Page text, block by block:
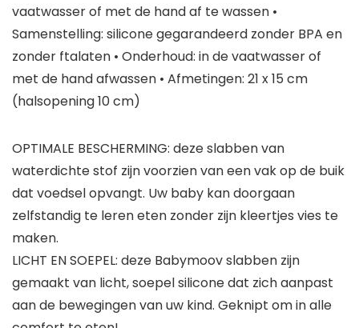
vaatwasser of met de hand af te wassen •
Samenstelling: silicone gegarandeerd zonder BPA en
zonder ftalaten • Onderhoud: in de vaatwasser of
met de hand afwassen • Afmetingen: 21 x 15 cm
(halsopening 10 cm)
OPTIMALE BESCHERMING: deze slabben van
waterdichte stof zijn voorzien van een vak op de buik
dat voedsel opvangt. Uw baby kan doorgaan
zelfstandig te leren eten zonder zijn kleertjes vies te
maken.
LICHT EN SOEPEL: deze Babymoov slabben zijn
gemaakt van licht, soepel silicone dat zich aanpast
aan de bewegingen van uw kind. Geknipt om in alle